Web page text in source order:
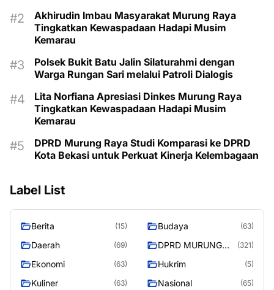
Akhirudin Imbau Masyarakat Murung Raya
Tingkatkan Kewaspadaan Hadapi Musim
Kemarau
Polsek Bukit Batu Jalin Silaturahmi dengan
Warga Rungan Sari melalui Patroli Dialogis
Lita Norfiana Apresiasi Dinkes Murung Raya
Tingkatkan Kewaspadaan Hadapi Musim
Kemarau
DPRD Murung Raya Studi Komparasi ke DPRD
Kota Bekasi untuk Perkuat Kinerja Kelembagaan
Label List
Berita (15) Budaya (63)
Daerah (69)
DPRD MURUNG
(321)
Ekonomi (63) Hukrim (5)
Kuliner (63) Nasional (65)